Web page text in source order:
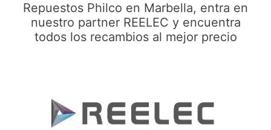
Repuestos Philco en Marbella, entra en
nuestro partner REELEC y encuentra
todos los recambios al mejor precio